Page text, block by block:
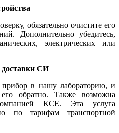
обязательно очистите его
Дополнительно убедитесь,
электрических или
доставки СИ
в нашу лабораторию, и
обратно. Также возможна
КСЕ. Эта услуга
по тарифам транспортной